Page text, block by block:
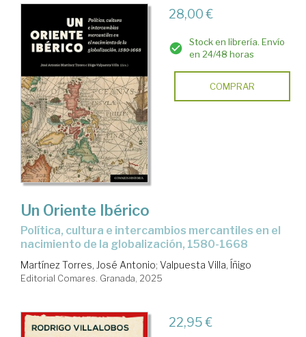
28,00 €
Stock en librería. Envío
en 24/48 horas
COMPRAR
Un Oriente Ibérico
Política, cultura e intercambios mercantiles en el
nacimiento de la globalización, 1580-1668
Martínez Torres, José Antonio; Valpuesta Villa, Íñigo
Editorial Comares. Granada, 2025
22,95 €